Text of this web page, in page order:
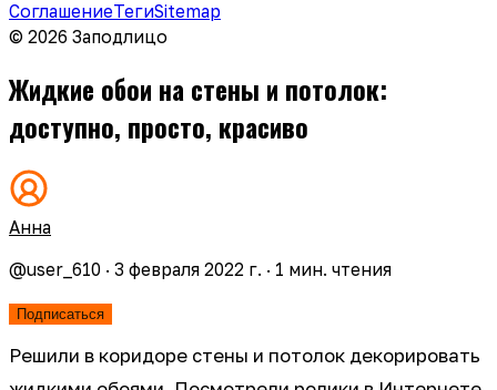
СоглашениеТегиSitemap
© 2026 Заподлицо
Жидкие обои на стены и потолок:
доступно, просто, красиво
Анна
@user_610 · 3 февраля 2022 г. · 1 мин. чтения
Подписаться
Решили в коридоре стены и потолок декорировать